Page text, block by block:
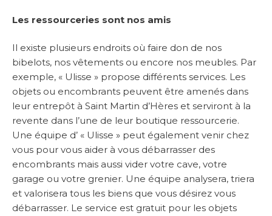
Les ressourceries sont nos amis
Il existe plusieurs endroits où faire don de nos
bibelots, nos vêtements ou encore nos meubles. Par
exemple, « Ulisse » propose différents services. Les
objets ou encombrants peuvent être amenés dans
leur entrepôt à Saint Martin d’Hères et serviront à la
revente dans l’une de leur boutique ressourcerie.
Une équipe d’ « Ulisse » peut également venir chez
vous pour vous aider à vous débarrasser des
encombrants mais aussi vider votre cave, votre
garage ou votre grenier. Une équipe analysera, triera
et valorisera tous les biens que vous désirez vous
débarrasser. Le service est gratuit pour les objets